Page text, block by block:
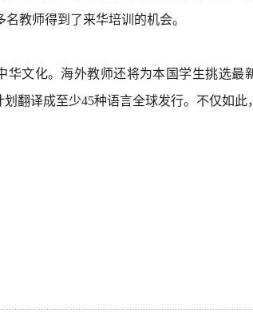
教师得到了来华培训的机会。
文化。海外教师还将为本国学生挑选最
翻译成至少45种语言全球发行。不仅如此